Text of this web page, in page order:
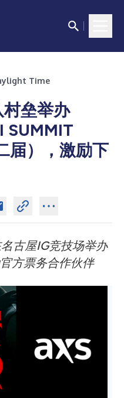
Time
垒举办
SUMMIT
届），激励下
古屋IG竞技场举办
方票务合作伙伴